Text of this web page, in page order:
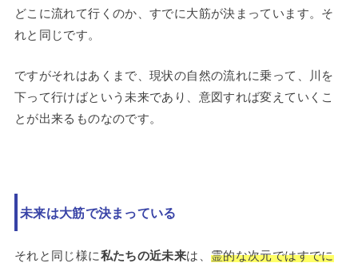
どこに流れて行くのか、すでに大筋が決まっています。そ
れと同じです。
ですがそれはあくまで、現状の自然の流れに乗って、川を
下って行けばという未来であり、意図すれば変えていくこ
とが出来るものなのです。
未来は大筋で決まっている
それと同じ様に私たちの近未来は、 霊的な次元ではすでに